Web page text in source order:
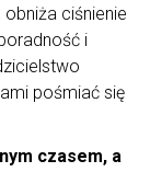
ciśnienie
i
pośmiać się
czasem, a